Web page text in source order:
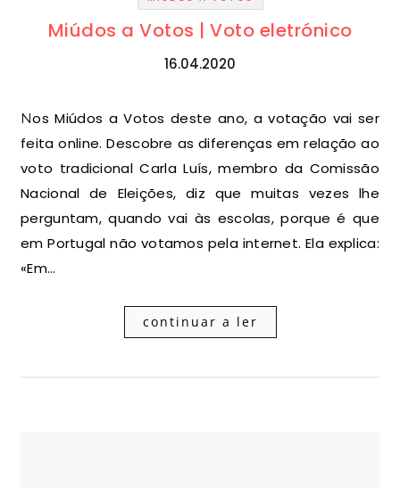
Miúdos a Votos | Voto eletrónico
16.04.2020
Nos Miúdos a Votos deste ano, a votação vai ser
feita online. Descobre as diferenças em relação ao
voto tradicional Carla Luís, membro da Comissão
Nacional de Eleições, diz que muitas vezes lhe
perguntam, quando vai às escolas, porque é que
em Portugal não votamos pela internet. Ela explica:
«Em…
continuar a ler